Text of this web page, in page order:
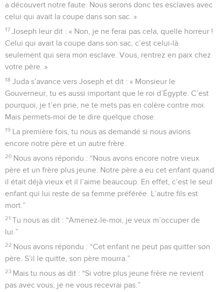
a découvert notre faute. Nous serons donc tes esclaves avec
celui qui avait la coupe dans son sac. »
17 Joseph leur dit : « Non, je ne ferai pas cela, quelle horreur !
Celui qui avait la coupe dans son sac, c’est celui-là
seulement qui sera mon esclave. Vous, rentrez en paix chez
votre père. »
18 Juda s’avance vers Joseph et dit : « Monsieur le
Gouverneur, tu es aussi important que le roi d’Égypte. C’est
pourquoi, je t’en prie, ne te mets pas en colère contre moi.
Mais permets-moi de te dire quelque chose.
19 La première fois, tu nous as demandé si nous avions
encore notre père et un autre frère.
20 Nous avons répondu : “Nous avons encore notre vieux
père et un frère plus jeune. Notre père a eu cet enfant quand
il était déjà vieux et il l’aime beaucoup. En effet, c’est le seul
enfant qui lui reste de sa femme préférée. L’autre fils est
mort.”
21 Tu nous as dit : “Amenez-le-moi, je veux m’occuper de
lui.”
22 Nous avons répondu : “Cet enfant ne peut pas quitter son
père. S’il le quitte, son père mourra.”
23 Mais tu nous as dit : “Si votre plus jeune frère ne revient
pas avec vous, je ne vous recevrai pas.”